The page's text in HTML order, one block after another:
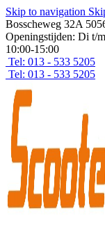
Skip to navigation
Bosscheweg 32A
Openingstijden: Di t/
10:00-15:00
Tel: 013 - 533 5205
Tel: 013 - 533 5205